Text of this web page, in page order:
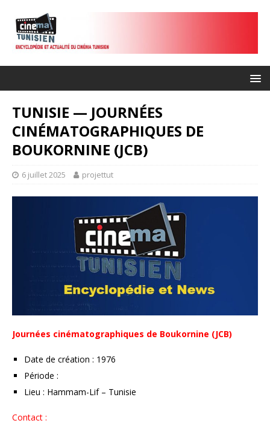
TUNISIE — JOURNÉES
CINÉMATOGRAPHIQUES DE
BOUKORNINE (JCB)
6 juillet 2025 projettut
Journées cinématographiques de Boukornine (JCB)
Date de création : 1976
Période :
Lieu : Hammam-Lif – Tunisie
Contact :